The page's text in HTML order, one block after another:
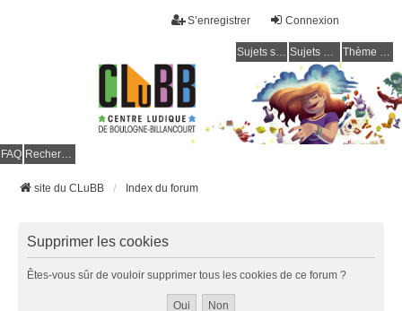
Connexion
S’enregistrer
Sujets sans réponse Sujets actifs Thème clair / foncé
FAQ Rechercher
site du CLuBB Index du forum
Supprimer les cookies
Êtes-vous sûr de vouloir supprimer tous les cookies de ce forum ?